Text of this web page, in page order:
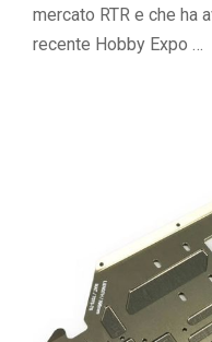
mercato RTR e che ha
recente Hobby Expo …